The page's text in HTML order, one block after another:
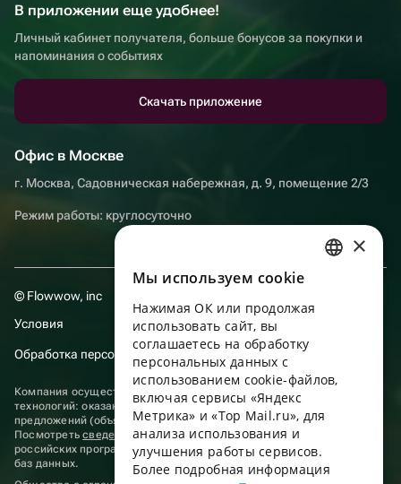
В приложении еще удобнее!
Личный кабинет получателя, больше бонусов за покупки и
напоминания о событиях
Скачать приложение
Офис в Москве
г. Москва, Садовническая набережная, д. 9, помещение 2/3
Режим работы: круглосуточно
© Flowwow, inc
Условия
Обработка персональных данных
Компания осуществляет деятельность в области информационных
технологий: оказание услуг в сети “Интернет” по размещению
предложений (объявлений) продавцов о реализации товаров.
Посмотретьсведения о программах, включенных в реестр
российских программ для электронных вычислительных машин и
баз данных.
ENGLISH
UKRAINIAN
PORTUGUESE
×
Мы используем сookie
Нажимая ОК или продолжая
использовать сайт, вы
соглашаетесь на обработку
персональных данных с
использованием cookie-файлов,
включая сервисы «Яндекс
Метрика» и «Top Mail.ru», для
анализа использования и
улучшения работы сервисов.
Более подробная информация